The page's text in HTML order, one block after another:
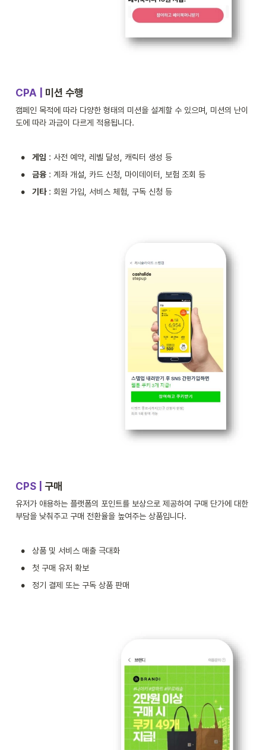
CPA | 미션 수행
캠페인 목적에 따라 다양한 형태의 미션을 설계할 수 있으며, 미션의 난이
도에 따라 과금이 다르게 적용됩니다.
• 게임 : 사전 예약, 레벨 달성, 캐릭터 생성 등
• 금융 : 계좌 개설, 카드 신청, 마이데이터, 보험 조회 등
• 기타 : 회원 가입, 서비스 체험, 구독 신청 등
CPS | 구매
유저가 애용하는 플랫폼의 포인트를 보상으로 제공하여 구매 단가에 대한
부담을 낮춰주고 구매 전환율을 높여주는 상품입니다.
• 상품 및 서비스 매출 극대화
• 첫 구매 유저 확보
• 정기 결제 또는 구독 상품 판매